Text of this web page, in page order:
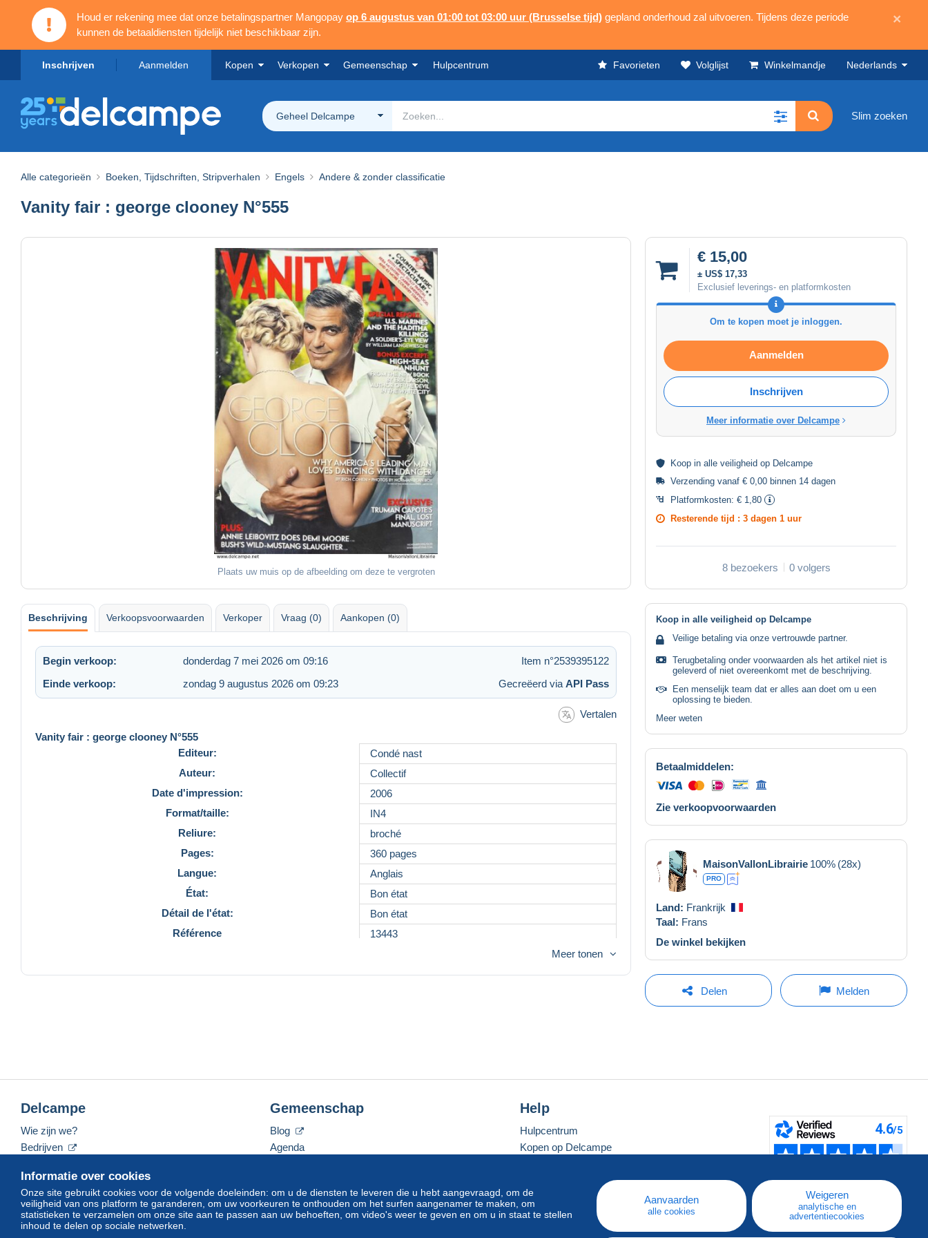
Houd er rekening mee dat onze betalingspartner Mangopay op 6 augustus van 01:00 tot 03:00 uur (Brusselse tijd) gepland onderhoud zal uitvoeren. Tijdens deze periode
kunnen de betaaldiensten tijdelijk niet beschikbaar zijn.
×
Inschrijven Aanmelden Kopen Verkopen Gemeenschap Hulpcentrum Favorieten Volglijst Winkelmandje Nederlands
Geheel Delcampe Slim zoeken
Alle categorieën Boeken, Tijdschriften, Stripverhalen Engels Andere & zonder classificatie
Vanity fair : george clooney N°555
Plaats uw muis op de afbeelding om deze te vergroten
€ 15,00
± US$ 17,33
Exclusief leverings- en platformkosten
Om te kopen moet je inloggen.
Aanmelden
Inschrijven
Meer informatie over Delcampe
Koop in alle veiligheid op Delcampe
Verzending vanaf € 0,00 binnen 14 dagen
Platformkosten: € 1,80
Resterende tijd : 3 dagen 1 uur
8 bezoekers 0 volgers
Beschrijving Verkoopsvoorwaarden Verkoper Vraag (0) Aankopen (0)
Begin verkoop: donderdag 7 mei 2026 om 09:16
Item n°2539395122
Einde verkoop:
zondag 9 augustus 2026 om 09:23 Gecreëerd via API Pass
Vertalen
Vanity fair : george clooney N°555
Editeur:
Condé nast
Auteur:
Collectif
Date d'impression:
2006
Format/taille:
IN4
Reliure:
broché
Pages:
360 pages
Langue:
Anglais
État:
Bon état
Détail de l'état:
Bon état
Référence
13443
Meer tonen
Koop in alle veiligheid op Delcampe
Veilige betaling via onze vertrouwde partner.
Terugbetaling onder voorwaarden als het artikel niet is
geleverd of niet overeenkomt met de beschrijving.
Een menselijk team dat er alles aan doet om u een
oplossing te bieden.
Meer weten
Betaalmiddelen:
Zie verkoopvoorwaarden
MaisonVallonLibrairie 100% (28x)
PRO
Land: Frankrijk
Taal: Frans
De winkel bekijken
Delen Melden
Informatie over cookies
Onze site gebruikt cookies voor de volgende doeleinden: om u de diensten te leveren die u hebt aangevraagd, om de
veiligheid van ons platform te garanderen, om uw voorkeuren te onthouden om het surfen aangenamer te maken, om
statistieken te verzamelen om onze site aan te passen aan uw behoeften, om video's weer te geven en om u in staat te stellen
inhoud te delen op sociale netwerken.
Aanvaarden
alle cookies
Weigeren
analytische en
advertentiecookies
Delcampe
Wie zijn we?
Bedrijven
Neem contact met ons op
Gemeenschap
Blog
Agenda
Help
Hulpcentrum
Kopen op Delcampe
Een beveiligde website